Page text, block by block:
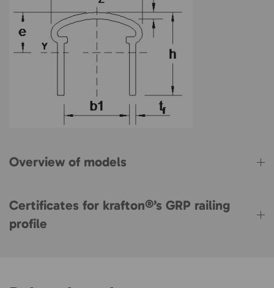
Overview of models
Certificates for krafton®’s GRP railing
profile